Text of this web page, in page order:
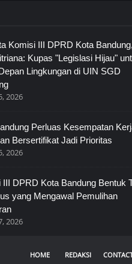
Komisi III DPRD Kota Bandung,
Kupas "Legislasi Hijau"
Lingkungan di UIN SGD
2026
Perluas Kesempatan
Bersertifikat Jadi Prioritas
2026
III DPRD Kota Bandung Bentuk
yang Mengawal Pemulihan
2026
HOME REDAKSI